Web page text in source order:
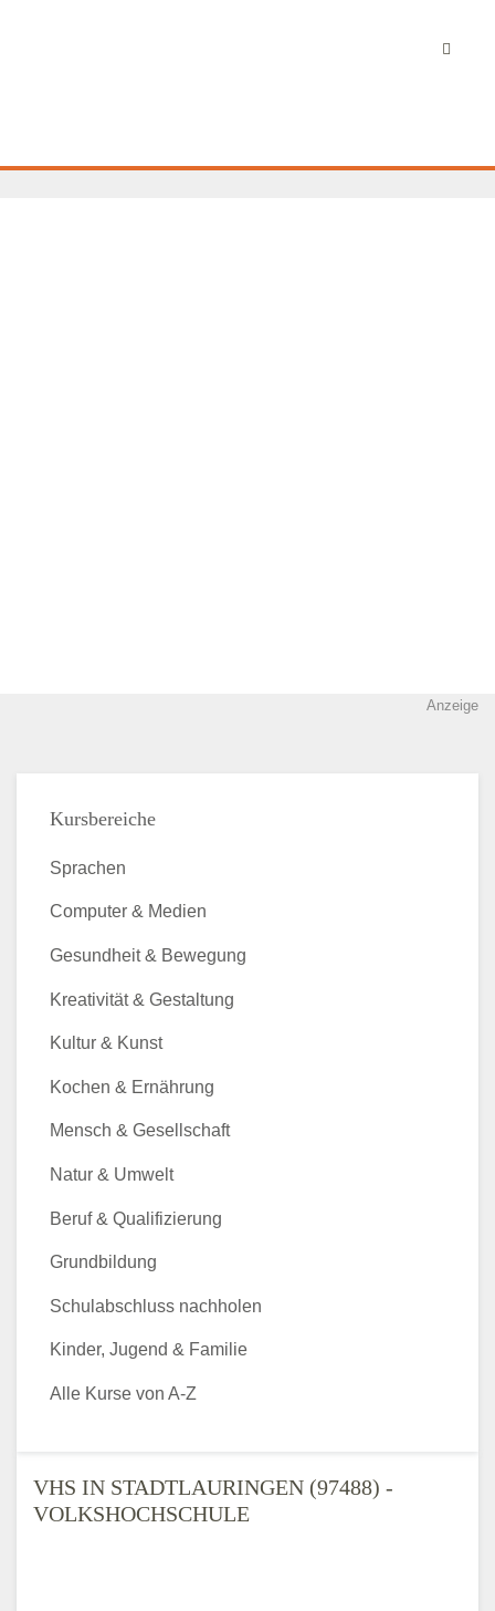
Anzeige
VHS IN STADTLAURINGEN (97488) -
VOLKSHOCHSCHULE
Kursbereiche
Sprachen
Computer & Medien
Gesundheit & Bewegung
Kreativität & Gestaltung
Kultur & Kunst
Kochen & Ernährung
Mensch & Gesellschaft
Natur & Umwelt
Beruf & Qualifizierung
Grundbildung
Schulabschluss nachholen
Kinder, Jugend & Familie
Alle Kurse von A-Z